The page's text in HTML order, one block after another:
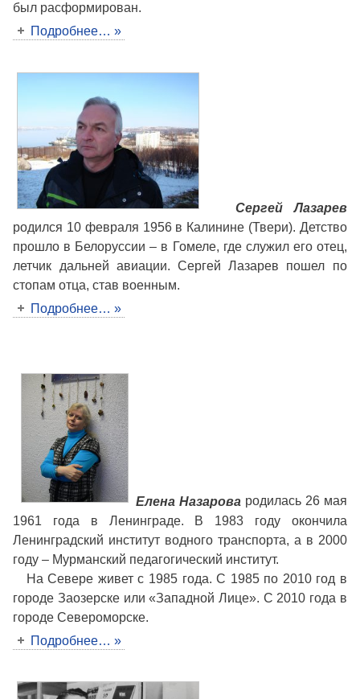
был расформирован.
Подробнее… »
Сергей Лазарев
родился 10 февраля 1956 в Калинине (Твери). Детство
прошло в Белорусcии – в Гомеле, где служил его отец,
летчик дальней авиации. Сергей Лазарев пошел по
стопам отца, став военным.
Подробнее… »
Елена Назаровародилась 26 мая
1961 года в Ленинграде. В 1983 году окончила
Ленинградский институт водного транспорта, а в 2000
году – Мурманский педагогический институт.
На Севере живет с 1985 года. С 1985 по 2010 год в
городе Заозерске или «Западной Лице». С 2010 года в
городе Североморске.
Подробнее… »